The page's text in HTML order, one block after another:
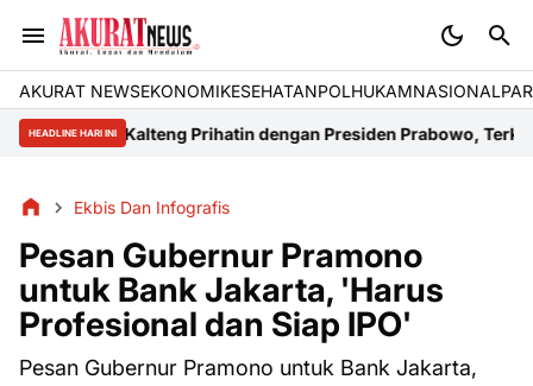
AKURAT NEWSEKONOMIKESEHATANPOLHUKAMNASIONAL
HEADLINE HARI INI
Kalteng Prihatin dengan Presiden Prabowo, Terkait Krisis
Ekbis Dan Infografis
Pesan Gubernur Pramono
untuk Bank Jakarta, 'Harus
Profesional dan Siap IPO'
Pesan Gubernur Pramono untuk Bank Jakarta,